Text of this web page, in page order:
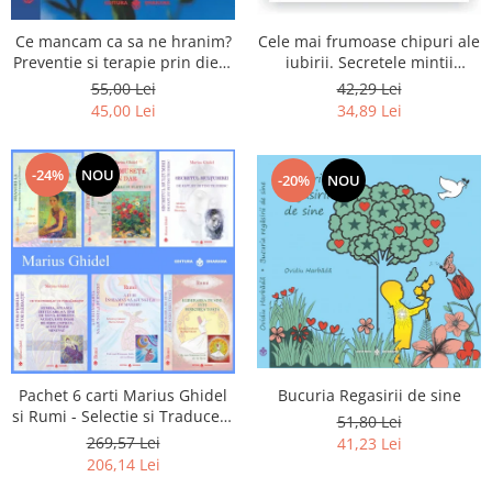
Ce mancam ca sa ne hranim?
Preventie si terapie prin dieta
in bolile cardiovasculare si in
diabetul zaharat
55,00 Lei
45,00 Lei
Cele mai frumoase chipuri ale
iubirii. Secretele mintii
omenesti in opera marelui
initiat, Rumi
42,29 Lei
34,89 Lei
-24% NOU
Pachet 6 carti Marius Ghidel
si Rumi - Selectie si Traducere
de Marius Ghidel
269,57 Lei
206,14 Lei
-20% NOU
Bucuria Regasirii de sine
51,80 Lei
41,23 Lei